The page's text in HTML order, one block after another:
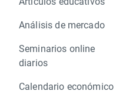
Análisis de mercado
Seminarios online
diarios
Calendario económico